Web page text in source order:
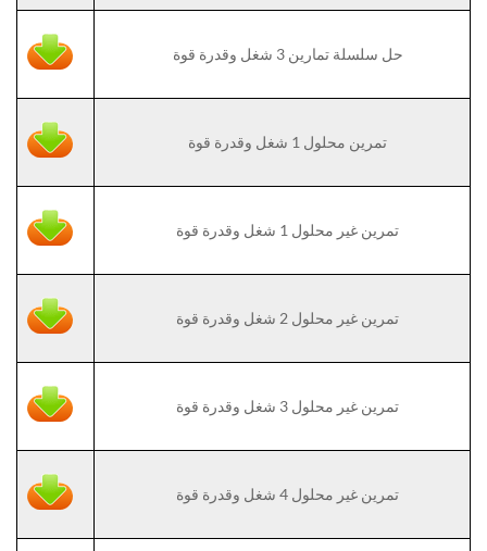
حل سلسلة تمارين 3 شغل وقدرة قوة
تمرين محلول 1 شغل وقدرة قوة
تمرين غير محلول 1 شغل وقدرة قوة
تمرين غير محلول 2 شغل وقدرة قوة
تمرين غير محلول 3 شغل وقدرة قوة
تمرين غير محلول 4 شغل وقدرة قوة